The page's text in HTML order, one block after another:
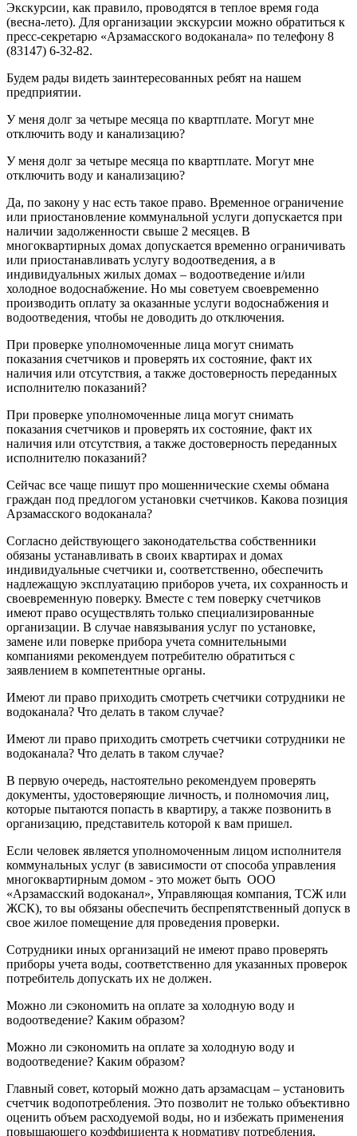
Экскурсии, как правило, проводятся в теплое время года
(весна-лето). Для организации экскурсии можно обратиться к
пресс-секретарю «Арзамасского водоканала» по телефону 8
(83147) 6-32-82.
Будем рады видеть заинтересованных ребят на нашем
предприятии.
У меня долг за четыре месяца по квартплате. Могут мне
отключить воду и канализацию?
У меня долг за четыре месяца по квартплате. Могут мне
отключить воду и канализацию?
Да, по закону у нас есть такое право. Временное ограничение
или приостановление коммунальной услуги допускается при
наличии задолженности свыше 2 месяцев. В
многоквартирных домах допускается временно ограничивать
или приостанавливать услугу водоотведения, а в
индивидуальных жилых домах – водоотведение и/или
холодное водоснабжение. Но мы советуем своевременно
производить оплату за оказанные услуги водоснабжения и
водоотведения, чтобы не доводить до отключения.
При проверке уполномоченные лица могут снимать
показания счетчиков и проверять их состояние, факт их
наличия или отсутствия, а также достоверность переданных
исполнителю показаний?
При проверке уполномоченные лица могут снимать
показания счетчиков и проверять их состояние, факт их
наличия или отсутствия, а также достоверность переданных
исполнителю показаний?
Сейчас все чаще пишут про мошеннические схемы обмана
граждан под предлогом установки счетчиков. Какова позиция
Арзамасского водоканала?
Согласно действующего законодательства собственники
обязаны устанавливать в своих квартирах и домах
индивидуальные счетчики и, соответственно, обеспечить
надлежащую эксплуатацию приборов учета, их сохранность и
своевременную поверку. Вместе с тем поверку счетчиков
имеют право осуществлять только специализированные
организации. В случае навязывания услуг по установке,
замене или поверке прибора учета сомнительными
компаниями рекомендуем потребителю обратиться с
заявлением в компетентные органы.
Имеют ли право приходить смотреть счетчики сотрудники не
водоканала? Что делать в таком случае?
Имеют ли право приходить смотреть счетчики сотрудники не
водоканала? Что делать в таком случае?
В первую очередь, настоятельно рекомендуем проверять
документы, удостоверяющие личность, и полномочия лиц,
которые пытаются попасть в квартиру, а также позвонить в
организацию, представитель которой к вам пришел.
Если человек является уполномоченным лицом исполнителя
коммунальных услуг (в зависимости от способа управления
многоквартирным домом - это может быть ООО
«Арзамасский водоканал», Управляющая компания, ТСЖ или
ЖСК), то вы обязаны обеспечить беспрепятственный допуск в
свое жилое помещение для проведения проверки.
Сотрудники иных организаций не имеют право проверять
приборы учета воды, соответственно для указанных проверок
потребитель допускать их не должен.
Можно ли сэкономить на оплате за холодную воду и
водоотведение? Каким образом?
Можно ли сэкономить на оплате за холодную воду и
водоотведение? Каким образом?
Главный совет, который можно дать арзамасцам – установить
счетчик водопотребления. Это позволит не только объективно
оценить объем расходуемой воды, но и избежать применения
повышающего коэффициента к нормативу потребления,